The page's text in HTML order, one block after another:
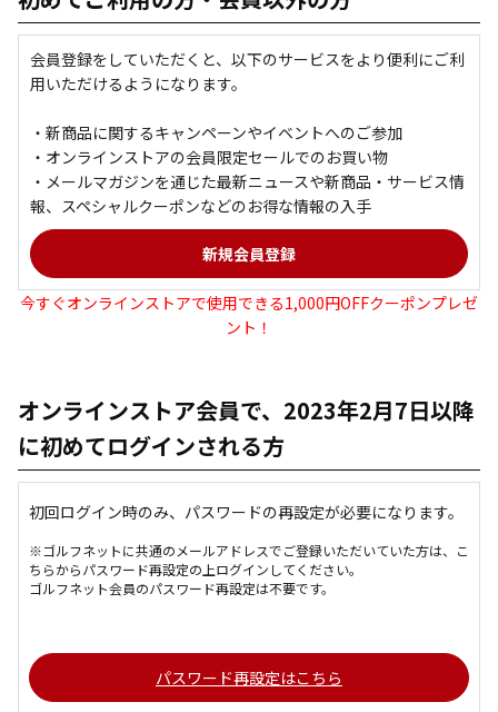
会員登録をしていただくと、以下のサービスをより便利にご利
用いただけるようになります。
・新商品に関するキャンペーンやイベントへのご参加
・オンラインストアの会員限定セールでのお買い物
・メールマガジンを通じた最新ニュースや新商品・サービス情
報、スペシャルクーポンなどのお得な情報の入手
今すぐオンラインストアで使用できる1,000円OFFクーポンプレゼ
ント！
オンラインストア会員で、2023年2月7日以降
に初めてログインされる方
初回ログイン時のみ、パスワードの再設定が必要になります。
※ゴルフネットに共通のメールアドレスでご登録いただいていた方は、こ
ちらからパスワード再設定の上ログインしてください。
ゴルフネット会員のパスワード再設定は不要です。
パスワード再設定はこちら